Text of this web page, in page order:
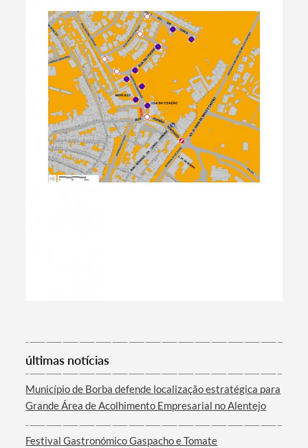
Termo de Pesquisa
últimas notícias
Município de Borba defende localização estratégica para
Grande Área de Acolhimento Empresarial no Alentejo
Festival Gastronómico Gaspacho e Tomate